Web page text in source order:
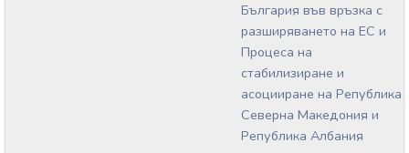
България във връзка с
разширяването на ЕС и
Процеса на
стабилизиране и
асоцииране на Република
Северна Македония и
Република Албания